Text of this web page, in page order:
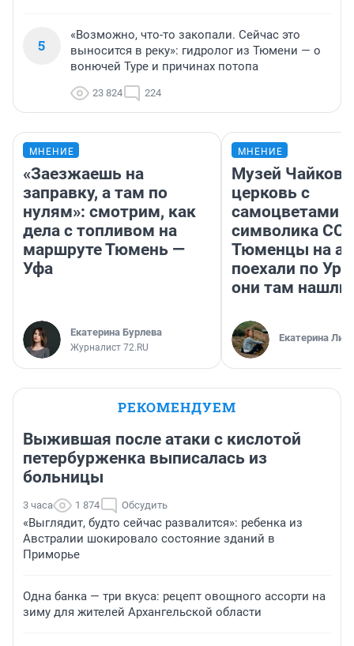
5
«Возможно, что-то закопали. Сейчас это
выносится в реку»: гидролог из Тюмени — о
вонючей Туре и причинах потопа
23 824 224
МНЕНИЕ
«Заезжаешь на
заправку, а там по
нулям»: смотрим, как
дела с топливом на
маршруте Тюмень —
Уфа
Екатерина Бурлева
Журналист 72.RU
МНЕНИЕ
Музей
церковь с
самоцветами
символика
Тюменцы на
поехали по
они там нашли
Екатерина
РЕКОМЕНДУЕМ
Выжившая после атаки с кислотой
петербурженка выписалась из
больницы
3 часа 1 874 Обсудить
«Выглядит, будто сейчас развалится»: ребенка из
Австралии шокировало состояние зданий в
Приморье
Одна банка — три вкуса: рецепт овощного ассорти на
зиму для жителей Архангельской области